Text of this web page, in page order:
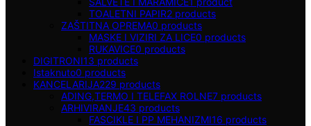
TOALETNI PAPIR2 products
ZAŠTITNA OPREMA0 products
MASKE I VIZIRI ZA LICE0 products
RUKAVICE0 products
DIGITRONI13 products
Istaknuto0 products
KANCELARIJA229 products
ADING,TERMO I TELEFAX ROLNE7 products
ARHIVIRANJE43 products
FASCIKLE I PP MEHANIZMI16 products